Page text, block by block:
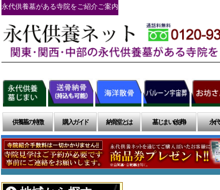
永代供養墓がある寺院をご紹介ご案内
供養墓の特徴 購入ガイド 納骨堂とは 墓じまい(改葬) 永